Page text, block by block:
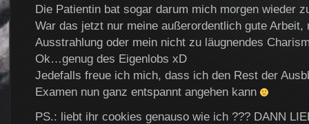
Die Patientin bat sogar darum mich morgen wieder
War das jetzt nur meine außerordentlich gute Arbeit,
Ausstrahlung oder mein nicht zu läugnendes
Ok…genug des Eigenlobs xD
Jedefalls freue ich mich, dass ich den Rest der
Examen nun ganz entspannt angehen kann
PS.: liebt ihr cookies genauso wie ich ??? DANN